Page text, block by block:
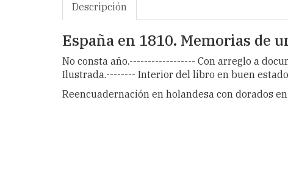
Descripción
España en 1810. Memorias de
No consta año.------------------ Con arreglo a
Ilustrada.-------- Interior del libro en buen
Reencuadernación en holandesa con dorados